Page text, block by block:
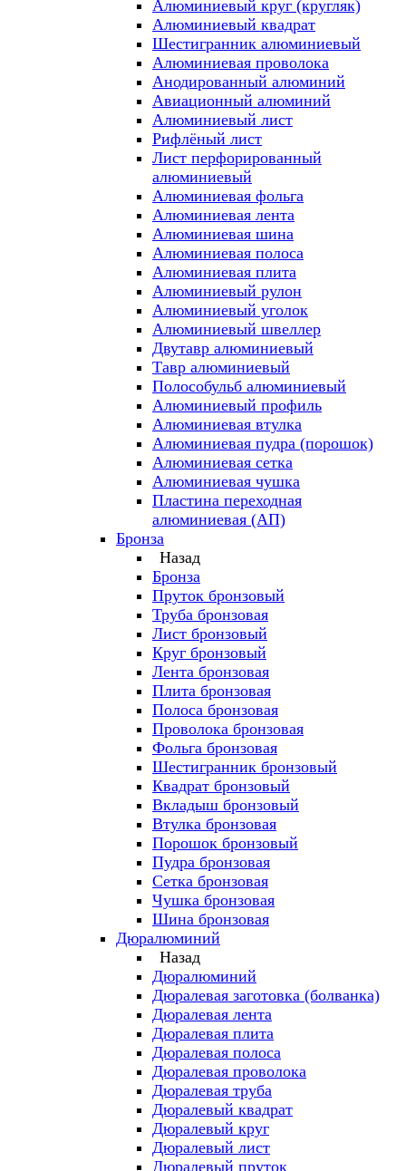
Алюминиевый круг (кругляк)
Алюминиевый квадрат
Шестигранник алюминиевый
Алюминиевая проволока
Анодированный алюминий
Авиационный алюминий
Алюминиевый лист
Рифлёный лист
Лист перфорированный
алюминиевый
Алюминиевая фольга
Алюминиевая лента
Алюминиевая шина
Алюминиевая полоса
Алюминиевая плита
Алюминиевый рулон
Алюминиевый уголок
Алюминиевый швеллер
Двутавр алюминиевый
Тавр алюминиевый
Полособульб алюминиевый
Алюминиевый профиль
Алюминиевая втулка
Алюминиевая пудра (порошок)
Алюминиевая сетка
Алюминиевая чушка
Пластина переходная
алюминиевая (АП)
Бронза
Назад
Бронза
Пруток бронзовый
Труба бронзовая
Лист бронзовый
Круг бронзовый
Лента бронзовая
Плита бронзовая
Полоса бронзовая
Проволока бронзовая
Фольга бронзовая
Шестигранник бронзовый
Квадрат бронзовый
Вкладыш бронзовый
Втулка бронзовая
Порошок бронзовый
Пудра бронзовая
Сетка бронзовая
Чушка бронзовая
Шина бронзовая
Дюралюминий
Назад
Дюралюминий
Дюралевая заготовка (болванка)
Дюралевая лента
Дюралевая плита
Дюралевая полоса
Дюралевая проволока
Дюралевая труба
Дюралевый квадрат
Дюралевый круг
Дюралевый лист
Дюралевый пруток